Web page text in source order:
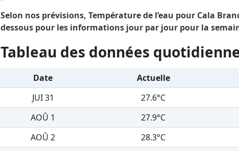
Selon nos prévisions, Température de l’eau pour Cala
dessous pour les informations jour par jour pour la
Tableau des données
Date Actuelle
JUI 31
27.6°C
AOÛ 1
27.9°C
AOÛ 2
28.3°C